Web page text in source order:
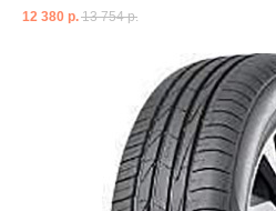
12 380 р. 13 754 р.